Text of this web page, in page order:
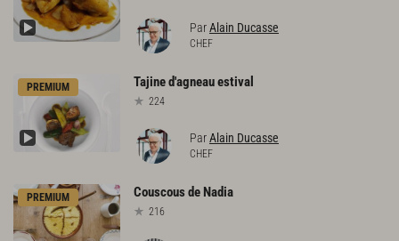
ParAlain Ducasse
CHEF
PREMIUM Tajined'agneauestival
224
ParAlain Ducasse
CHEF
PREMIUM Couscousde Nadia
216